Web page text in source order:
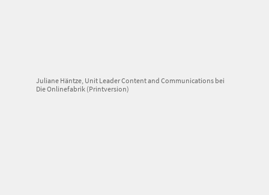
Juliane Häntze, Unit Leader Content and Communications bei
Die Onlinefabrik (Printversion)